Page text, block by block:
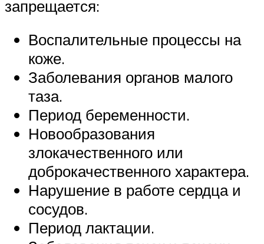
запрещается:
Воспалительные процессы на
коже.
Заболевания органов малого
таза.
Период беременности.
Новообразования
злокачественного или
доброкачественного характера.
Нарушение в работе сердца и
сосудов.
Период лактации.